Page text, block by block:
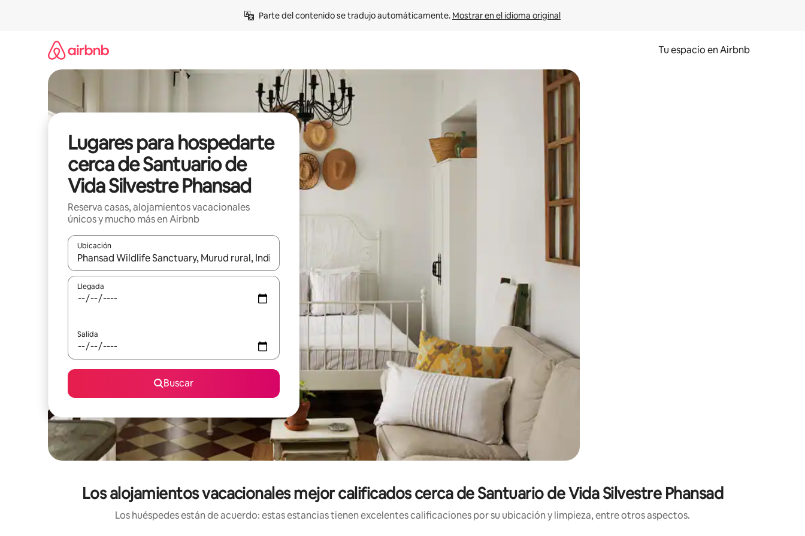
Parte del contenido se tradujo automáticamente. Mostrar en el idioma original
Tu espacio en Airbnb
Lugares para hospedarte
cerca de Santuario de
Vida Silvestre Phansad
Reserva casas, alojamientos vacacionales
únicos y mucho más en Airbnb
Ubicación
Cuando los resultados estén disponibles, podrás navegar usando las teclas de las flechas hacia arriba y hacia abajo, o bien tocando y deslizando la pantalla.
Llegada
Salida
Buscar
Los alojamientos vacacionales mejor calificados cerca de Santuario de Vida Silvestre Phansad
Los huéspedes están de acuerdo: estas estancias tienen excelentes calificaciones por su ubicación y limpieza, entre otros aspectos.